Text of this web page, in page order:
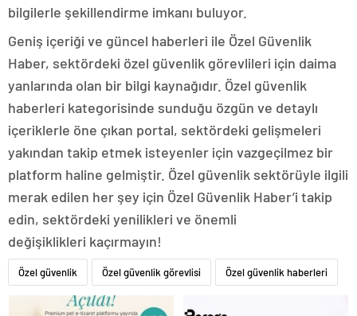
bilgilerle şekillendirme imkanı buluyor.
Geniş içeriği ve güncel haberleri ile Özel Güvenlik
Haber, sektördeki özel güvenlik görevlileri için daima
yanlarında olan bir bilgi kaynağıdır. Özel güvenlik
haberleri kategorisinde sunduğu özgün ve detaylı
içeriklerle öne çıkan portal, sektördeki gelişmeleri
yakından takip etmek isteyenler için vazgeçilmez bir
platform haline gelmiştir. Özel güvenlik sektörüyle ilgili
merak edilen her şey için Özel Güvenlik Haber’i takip
edin, sektördeki yenilikleri ve önemli
değişiklikleri kaçırmayın!
Özel güvenlik Özel güvenlik görevlisi Özel güvenlik haberleri